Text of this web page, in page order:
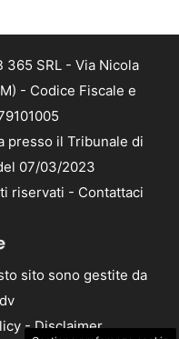
SRL - Via Nicola
- Codice Fiscale e
presso il Tribunale di
07/03/2023
riservati - Contattaci
sito sono gestite da
-Disclaimer